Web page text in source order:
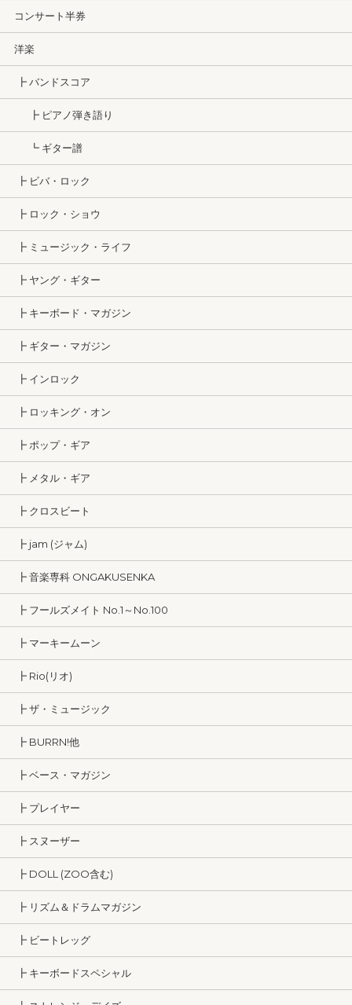
コンサート半券
洋楽
┣ バンドスコア
┣ ピアノ弾き語り
┗ ギター譜
┣ ビバ・ロック
┣ ロック・ショウ
┣ ミュージック・ライフ
┣ ヤング・ギター
┣ キーボード・マガジン
┣ ギター・マガジン
┣ インロック
┣ ロッキング・オン
┣ ポップ・ギア
┣ メタル・ギア
┣ クロスビート
┣ jam (ジャム)
┣ 音楽専科 ONGAKUSENKA
┣ フールズメイト No.1～No.100
┣ マーキームーン
┣ Rio(リオ)
┣ ザ・ミュージック
┣ BURRN!他
┣ ベース・マガジン
┣ プレイヤー
┣ スヌーザー
┣ DOLL (ZOO含む)
┣ リズム＆ドラムマガジン
┣ ビートレッグ
┣ キーボードスペシャル